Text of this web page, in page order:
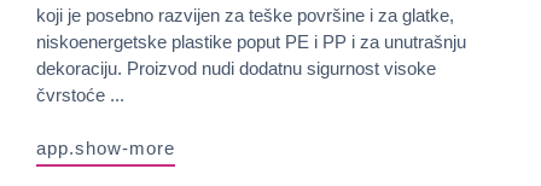
koji je posebno razvijen za teške površine i za glatke,
niskoenergetske plastike poput PE i PP i za unutrašnju
dekoraciju. Proizvod nudi dodatnu sigurnost visoke
čvrstoće ...
app.show-more